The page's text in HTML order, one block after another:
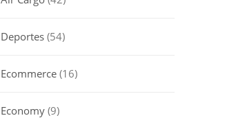
Deportes(54)
Ecommerce(16)
Economy(9)